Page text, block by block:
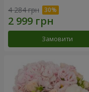
4 284 грн
Замовити